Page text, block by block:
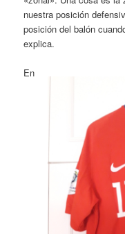
nuestra posición
posición del balón
explica.
En